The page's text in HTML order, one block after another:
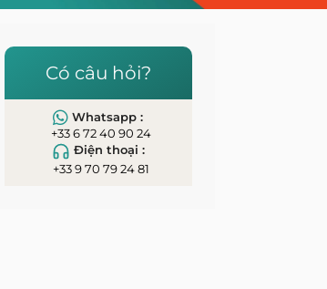
Có câu hỏi?
Whatsapp :
+33 6 72 40 90 24
Điện thoại :
+33 9 70 79 24 81